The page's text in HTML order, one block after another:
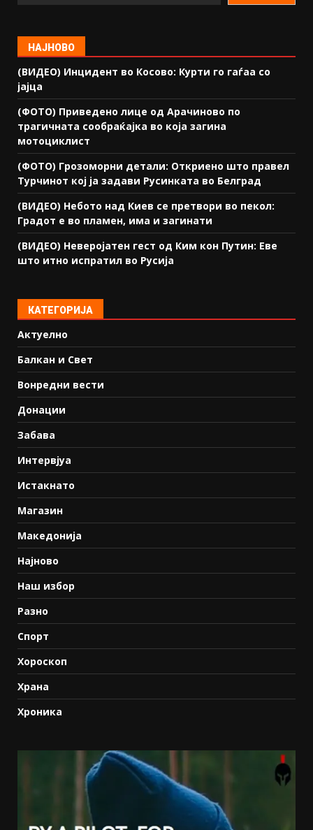
НАЈНОВО
(ВИДЕО) Инцидент во Косово: Курти го гаѓаа со
јајца
(ФОТО) Приведено лице од Арачиново по
трагичната сообраќајка во која загина
мотоциклист
(ФОТО) Грозоморни детали: Откриено што правел
Турчинот кој ја задави Русинката во Белград
(ВИДЕО) Небото над Киев се претвори во пекол:
Градот е во пламен, има и загинати
(ВИДЕО) Неверојатен гест од Ким кон Путин: Еве
што итно испратил во Русија
КАТЕГОРИЈА
Актуелно
Балкан и Свет
Вонредни вести
Донации
Забава
Интервјуа
Истакнато
Магазин
Македонија
Најново
Наш избор
Разно
Спорт
Хороскоп
Храна
Хроника